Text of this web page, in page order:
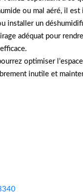
ou mal aéré, il
installer un
adéquat pour
optimiser
inutile et